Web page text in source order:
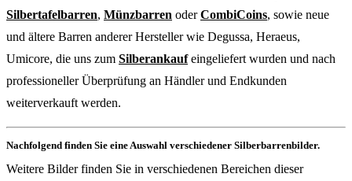
Silbertafelbarren, Münzbarren oderCombiCoins, sowie neue
und ältere Barren anderer Hersteller wie Degussa, Heraeus,
Umicore, die uns zum Silberankaufeingeliefert wurden und nach
professioneller Überprüfung an Händler und Endkunden
weiterverkauft werden.
Nachfolgend finden Sie eine Auswahl verschiedener Silberbarrenbilder.
Weitere Bilder finden Sie in verschiedenen Bereichen dieser